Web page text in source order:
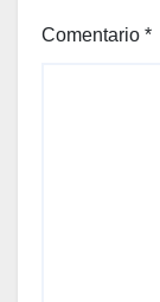
Comentario *